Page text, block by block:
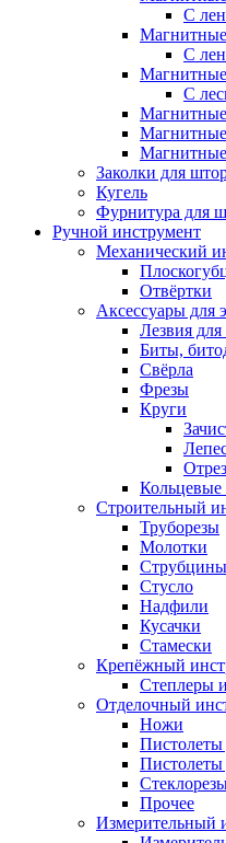
С
С
С
Заколки для
Кугель
Фурнитура для
Ручной инструмент
Механический
Отвёртки
Аксессуары для
Лезвия для
Биты,
Свёрла
Фрезы
Круги
Строительный
Труборезы
Молотки
Струбцины
Стусло
Надфили
Кусачки
Стамески
Крепёжный
Степлеры
Отделочный
Ножи
Пистолеты
Прочее
Измерительный